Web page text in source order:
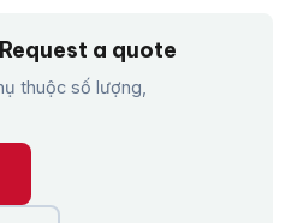
a quote
thuộc số lượng,